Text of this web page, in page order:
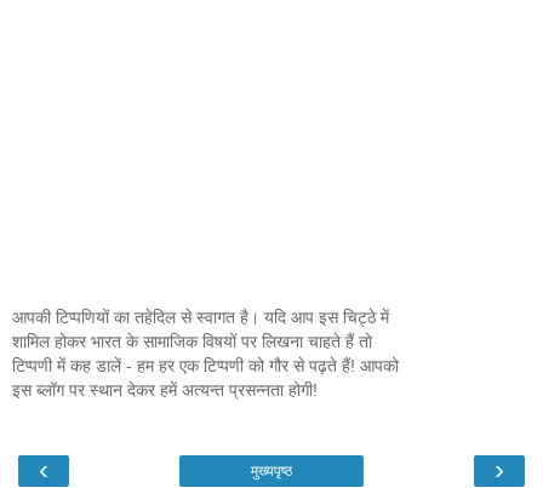
आपकी टिप्पणियों का तहेदिल से स्वागत है। यदि आप इस चिट्ठे में
शामिल होकर भारत के सामाजिक विषयों पर लिखना चाहते हैं तो
टिप्पणी में कह डालें - हम हर एक टिप्पणी को गौर से पढ़ते हैं! आपको
इस ब्लॉग पर स्थान देकर हमें अत्यन्त प्रसन्नता होगी!
‹ ›
मुख्यपृष्ठ